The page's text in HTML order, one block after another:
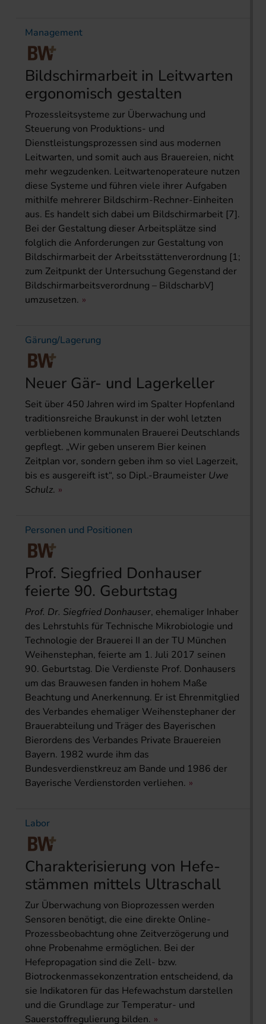
Management
Bildschirmarbeit in Leitwarten
ergonomisch gestalten
Prozessleitsysteme zur Überwachung und
Steuerung von Produktions- und
Dienstleistungsprozessen sind aus modernen
Leitwarten, und somit auch aus Brauereien, nicht
mehr wegzudenken. Leitwartenoperateure nutzen
diese Systeme und führen viele ihrer Aufgaben
mithilfe mehrerer Bildschirm-Rechner-Einheiten
aus. Es handelt sich dabei um Bildschirmarbeit [7].
Bei der Gestaltung dieser Arbeitsplätze sind
folglich die Anforderungen zur Gestaltung von
Bildschirmarbeit der Arbeitsstättenverordnung [1;
zum Zeitpunkt der Untersuchung Gegenstand der
Bildschirm­arbeitsverordnung – BildscharbV]
umzusetzen.
Gärung/Lagerung
Neuer Gär- und Lagerkeller
Seit über 450 Jahren wird im Spalter Hopfenland
traditionsreiche Braukunst in der wohl letzten
verbliebenen kommunalen Brauerei Deutschlands
gepflegt. „Wir geben unserem Bier keinen
Zeitplan vor, sondern geben ihm so viel Lagerzeit,
bis es ausgereift ist“, so Dipl.-Braumeister Uwe
Schulz.
Personen und Positionen
Prof. Siegfried Donhauser
feierte 90. Geburtstag
Prof. Dr. Siegfried Donhauser, ehemaliger Inhaber
des Lehrstuhls für Technische Mikrobiologie und
Technologie der Brauerei II an der TU München
Weihenstephan, feierte am 1. Juli 2017 seinen
90. Geburtstag. Die Verdienste Prof. Donhausers
um das Brauwesen fanden in hohem Maße
Beachtung und Anerkennung. Er ist Ehrenmitglied
des Verbandes ehemaliger Weihenstephaner der
Brauerabteilung und Träger des Bayerischen
Bierordens des Verbandes Private Brauereien
Bayern. 1982 wurde ihm das
Bundesverdienstkreuz am Bande und 1986 der
Bayerische Verdienstorden verliehen.
Labor
Charakterisierung von Hefe­
stämmen mittels Ultraschall
Zur Überwachung von Bioprozessen werden
Sensoren benötigt, die eine direkte Online-
Prozessbeobachtung ohne Zeitverzögerung und
ohne Probenahme ermöglichen. Bei der
Hefepropagation sind die Zell- bzw.
Biotrockenmassekonzentration entscheidend, da
sie Indikatoren für das Hefewachstum darstellen
und die Grundlage zur Temperatur- und
Sauerstoffregulierung bilden.